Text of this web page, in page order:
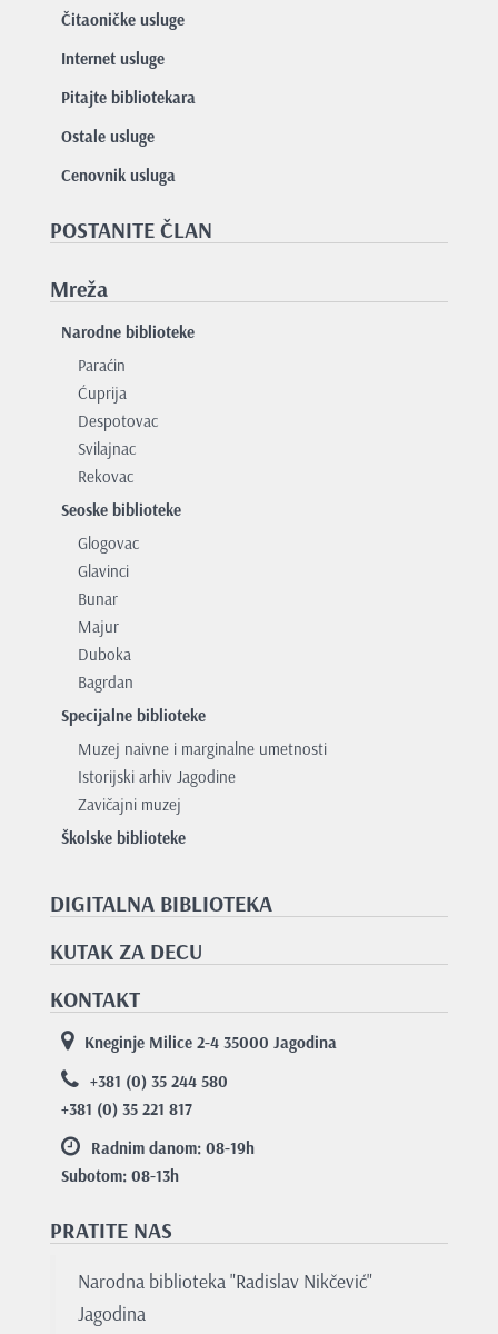
Čitaoničke usluge
Internet usluge
Pitajte bibliotekara
Ostale usluge
Cenovnik usluga
POSTANITE ČLAN
Mreža
Narodne biblioteke
Paraćin
Ćuprija
Despotovac
Svilajnac
Rekovac
Seoske biblioteke
Glogovac
Glavinci
Bunar
Majur
Duboka
Bagrdan
Specijalne biblioteke
Muzej naivne i marginalne umetnosti
Istorijski arhiv Jagodine
Zavičajni muzej
Školske biblioteke
DIGITALNA BIBLIOTEKA
KUTAK ZA DECU
KONTAKT
Kneginje Milice 2-4 35000 Jagodina
+381 (0) 35 244 580
+381 (0) 35 221 817
Radnim danom: 08-19h
Subotom: 08-13h
PRATITE NAS
Narodna biblioteka "Radislav Nikčević"
Jagodina